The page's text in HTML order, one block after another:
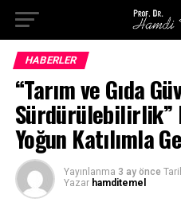
HABERLER
“Tarım ve Gıda
Sürdürülebilirlik”
Yoğun Katılımla
Yayınlanma 3 ay önce
Yazar hamditemel